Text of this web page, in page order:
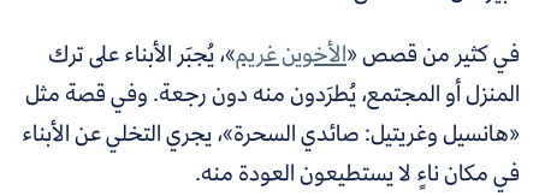
في كثير من قصص «الأخوين غريم»، يُجبَر الأبناء على ترك
المنزل أو المجتمع، يُطرَدون منه دون رجعة. وفي قصة مثل
«هانسيل وغريتيل: صائدي السحرة»، يجري التخلي عن الأبناء
في مكان ناءٍ لا يستطيعون العودة منه.